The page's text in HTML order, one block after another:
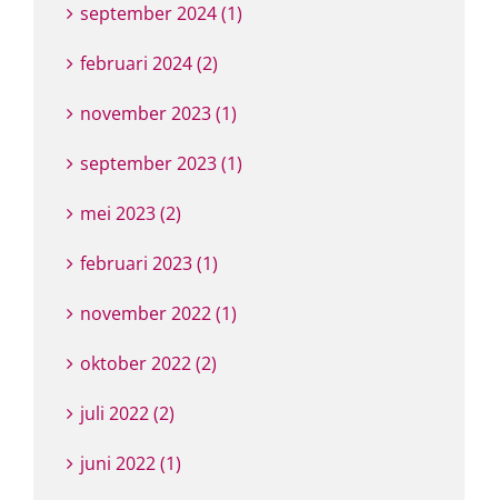
september 2024 (1)
februari 2024 (2)
november 2023 (1)
september 2023 (1)
mei 2023 (2)
februari 2023 (1)
november 2022 (1)
oktober 2022 (2)
juli 2022 (2)
juni 2022 (1)